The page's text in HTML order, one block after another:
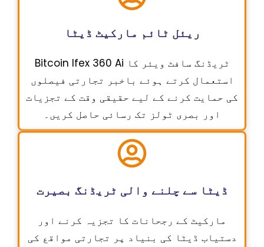
ریئل ٹائم مارکیٹ ڈیٹا
Bitcoin Ifex 360 Ai ٹریڈنگ سافٹ ویئر کا
استعمال کرتے ہوئے باخبر تجارتی فیصلوں
کی حمایت کرنے کے لیے حقیقی وقت کے تجزیات
اور بصری ٹولز تک رسائی حاصل کریں۔
ڈیٹا سے چلنے والی ٹریڈنگ بصیرت
مارکیٹ کے رجحانات کا تجزیہ کرنے اور
دستیاب ڈیٹا کی بنیاد پر تجارتی مواقع کی